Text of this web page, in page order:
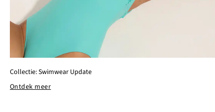
Collectie: Swimwear Update
Ontdek meer